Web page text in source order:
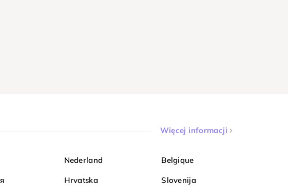
Więcej informacji
Nederland Belgique
Hrvatska Slovenija